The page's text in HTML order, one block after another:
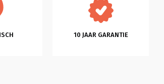
10 JAAR GARANTIE